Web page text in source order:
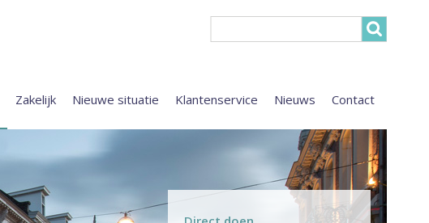
Zakelijk Nieuwe situatie Klantenservice Nieuws Contact